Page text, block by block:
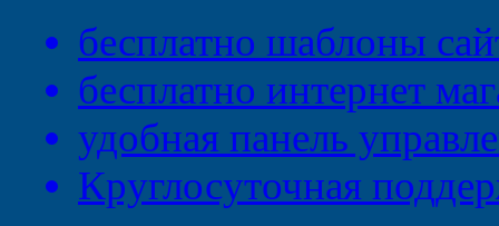
бесплатно шаблоны
бесплатно интернет
удобная панель
Круглосуточная